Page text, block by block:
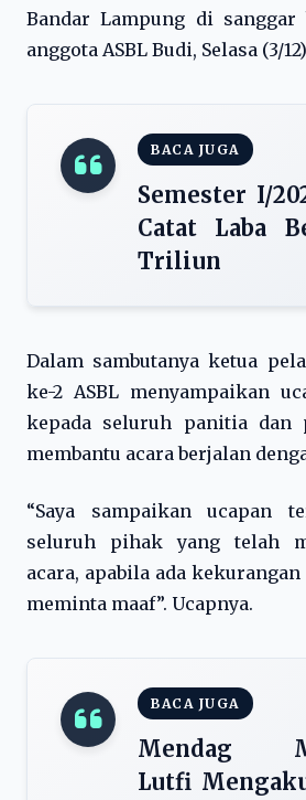
Bandar Lampung di sanggar
anggota ASBL Budi, Selasa (3/
BACA JUGA
Semester I/
Catat Laba
Triliun
Dalam sambutanya ketua
ke-2 ASBL menyampaikan
kepada seluruh panitia dan
membantu acara berjalan
“Saya sampaikan ucapan
seluruh pihak yang telah
acara, apabila ada
meminta maaf”. Ucapnya.
BACA JUGA
Mendag
Lutfi